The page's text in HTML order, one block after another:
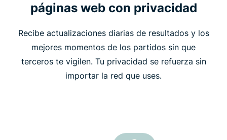
páginas web con privacidad
Recibe actualizaciones diarias de resultados y los
mejores momentos de los partidos sin que
terceros te vigilen. Tu privacidad se refuerza sin
importar la red que uses.